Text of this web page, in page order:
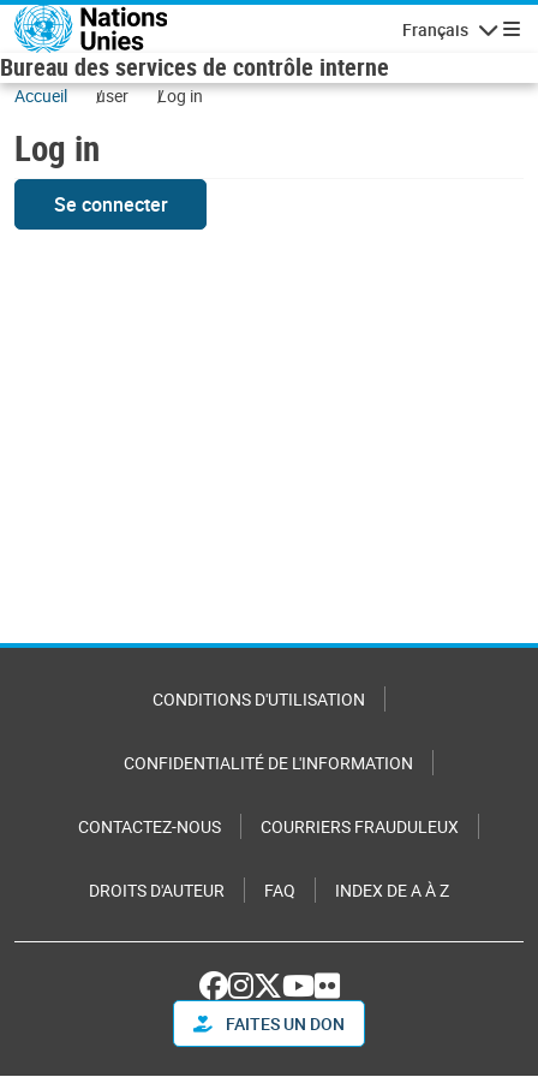
Skip to main content
Français
Bureau des services de contrôle interne
Accueil user Log in
Log in
Se connecter
CONDITIONS D'UTILISATION
CONFIDENTIALITÉ DE L'INFORMATION
CONTACTEZ-NOUS COURRIERS FRAUDULEUX
DROITS D'AUTEUR FAQ INDEX DE A À Z
FAITES UN DON